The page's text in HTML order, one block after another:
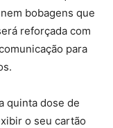
bobagens que
reforçada com
para
quinta dose de
o seu cartão